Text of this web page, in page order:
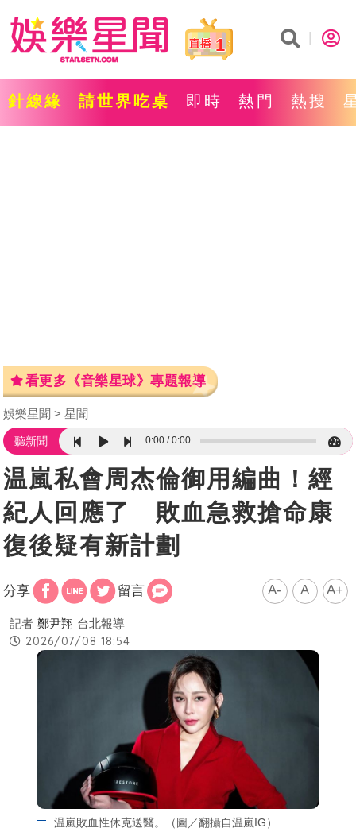
1
針線緣 請世界吃桌 即時 熱門 熱搜
看更多《音樂星球》專題報導
娛樂星聞 星聞
聽新聞 0:00 0:00
温嵐私會周杰倫御用編曲！經
紀人回應了 敗血急救搶命康
復後疑有新計劃
分享 留言 A- A A+
記者 鄭尹翔 台北報導
2026/07/08 18:54
温嵐敗血性休克送醫。（圖／翻攝自温嵐IG）